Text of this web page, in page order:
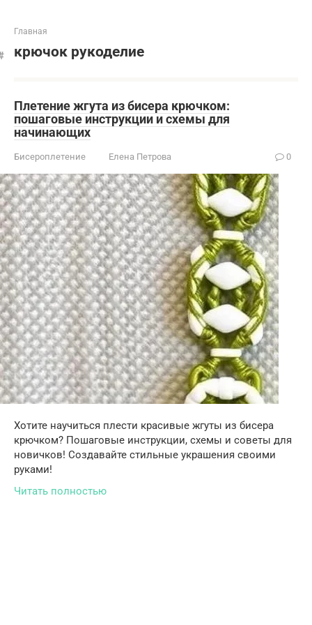
Главная
крючок рукоделие
Плетение жгута из бисера крючком:
пошаговые инструкции и схемы для
начинающих
Бисероплетение Елена Петрова 0
Хотите научиться плести красивые жгуты из бисера
крючком? Пошаговые инструкции, схемы и советы для
новичков! Создавайте стильные украшения своими
руками!
Читать полностью